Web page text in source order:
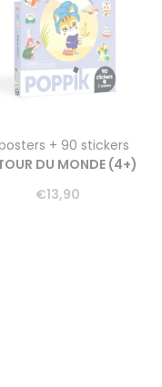
+ 90 stickers
DU MONDE (4+)
€13,90